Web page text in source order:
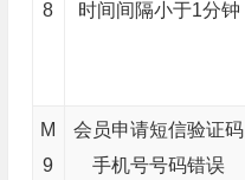
8 时间间隔小于1分钟
M
9
会员申请短信验证码
手机号号码错误